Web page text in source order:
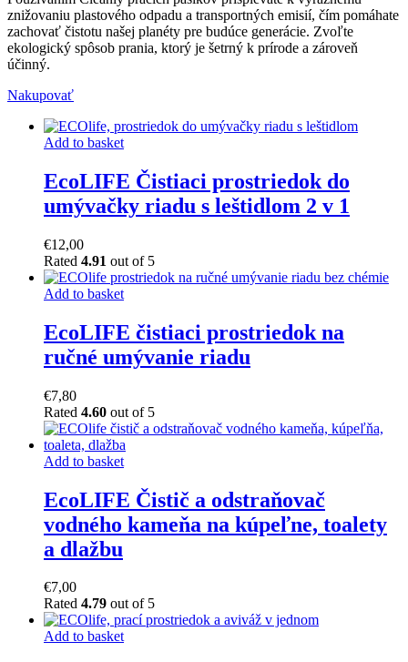
znižovaniu plastového odpadu a transportných emisií, čím pomáhate
zachovať čistotu našej planéty pre budúce generácie. Zvoľte
ekologický spôsob prania, ktorý je šetrný k prírode a zároveň
účinný.
Nakupovať
Add to basket
EcoLIFE Čistiaci prostriedok do
umývačky riadu s leštidlom 2 v 1
€12,00
Rated 4.91 out of 5
Add to basket
EcoLIFE čistiaci prostriedok na
ručné umývanie riadu
€7,80
Rated 4.60 out of 5
Add to basket
EcoLIFE Čistič a odstraňovač
vodného kameňa na kúpeľne, toalety
a dlažbu
€7,00
Rated 4.79 out of 5
Add to basket